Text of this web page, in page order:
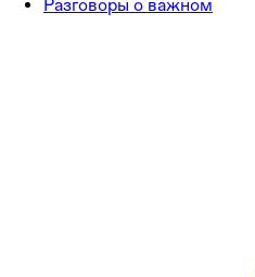
Разговоры о важном